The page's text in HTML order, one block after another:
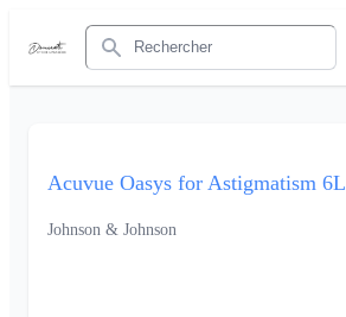
Rechercher
Acuvue Oasys for Astigmatism 6L
Johnson & Johnson